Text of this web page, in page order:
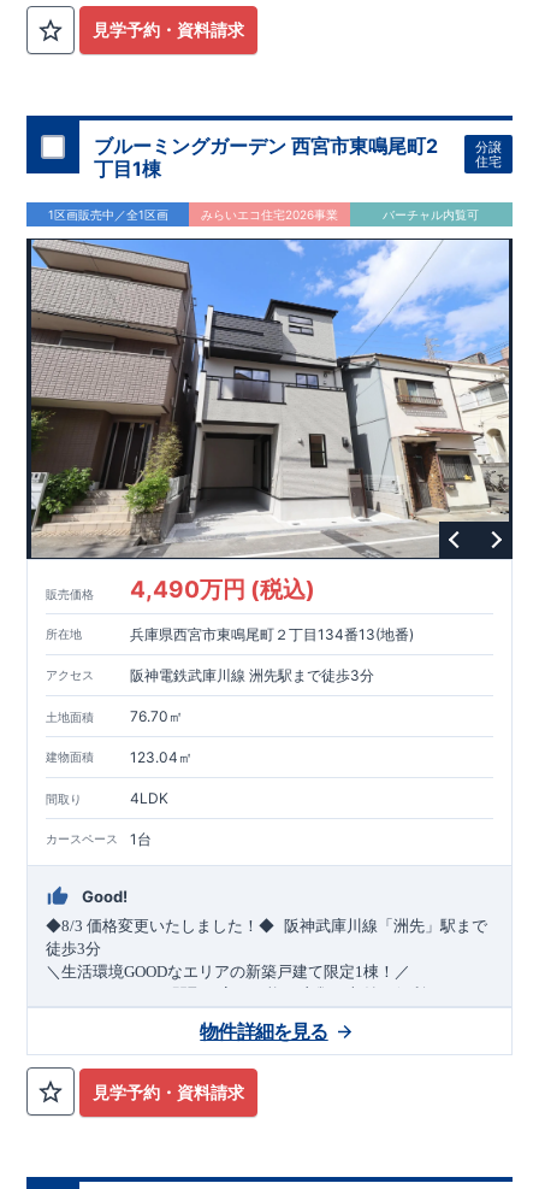
見学予約・資料請求
ブルーミングガーデン 西宮市東鳴尾町2
丁目1棟
分譲
住宅
1区画販売中／全1区画 みらいエコ住宅2026事業 バーチャル内覧可
販売価格 4,490万円 (税込)
所在地 兵庫県西宮市東鳴尾町２丁目134番13(地番)
アクセス 阪神電鉄武庫川線 洲先駅まで徒歩3分
土地面積 76.70㎡
建物面積 123.04㎡
間取り 4LDK
カースペース 1台
Good!
◆8/3 価格変更いたしました！◆ ​阪神武庫川線 「洲先」駅まで
徒歩3分
＼生活環境GOODなエリアの新築戸建て限定1棟！／
・2部屋から行き来できる
・デザインと機能性を兼ね備えたオープンサニタリー
リビング全体を見渡せる
ーパー）徒歩10分 約787ｍ)​
・網戸
↓クリックすると特設ページにジャンプします↓
2024 年グッドデザイン賞 プロジェクト同時受賞
せる道」 ○第18回キッズデザイン賞受賞 ・2024年、東栄住宅
平日・休日ご内覧可能です！
見学予約・資料請求
物件詳細を見る